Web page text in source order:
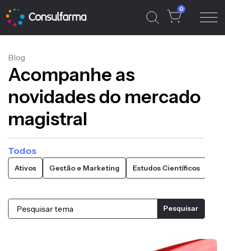
0
Blog
Acompanhe as
novidades do mercado
magistral
Todos
Ativos Gestão e Marketing Estudos Científicos
Pesquisar